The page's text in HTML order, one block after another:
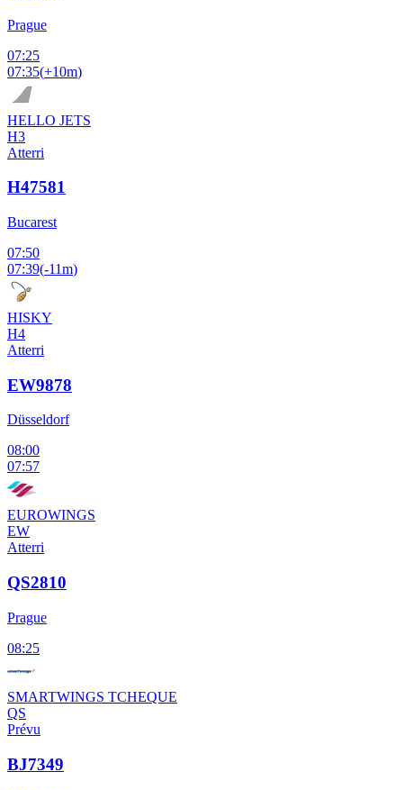
Prague
07:25
07:35(+10m)
HELLO JETS
H3
Atterri
H47581
Bucarest
07:50
07:39(-11m)
HISKY
H4
Atterri
EW9878
Düsseldorf
08:00
07:57
EUROWINGS
EW
Atterri
QS2810
Prague
08:25
SMARTWINGS TCHEQUE
QS
Prévu
BJ7349